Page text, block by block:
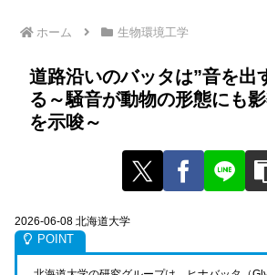
ホーム 生物環境工学
道路沿いのバッタは”音を出
る～騒音が動物の形態にも
を示唆～
2026-06-08 北海道大学